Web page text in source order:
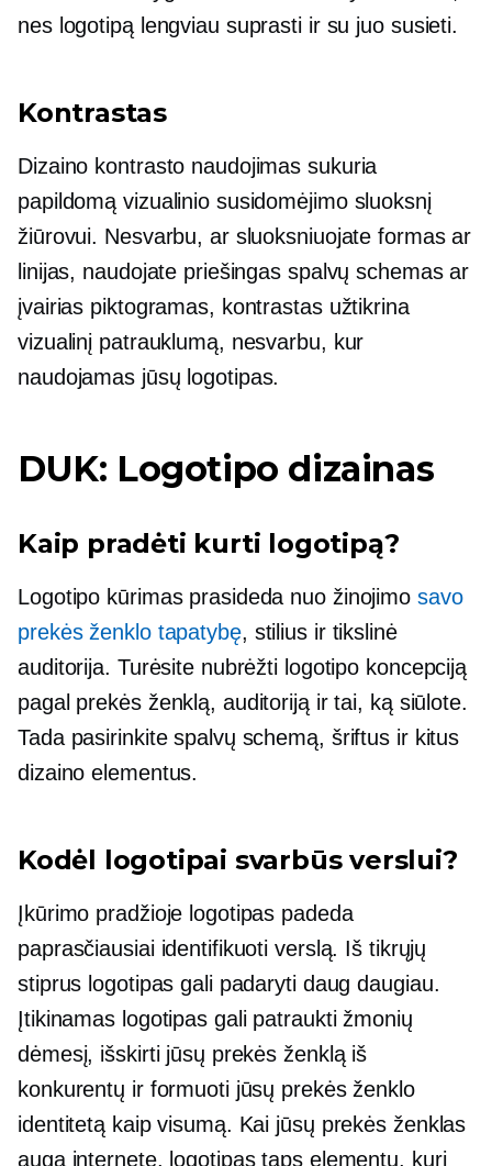
nes logotipą lengviau suprasti ir su juo susieti.
Kontrastas
Dizaino kontrasto naudojimas sukuria
papildomą vizualinio susidomėjimo sluoksnį
žiūrovui. Nesvarbu, ar sluoksniuojate formas ar
linijas, naudojate priešingas spalvų schemas ar
įvairias piktogramas, kontrastas užtikrina
vizualinį patrauklumą, nesvarbu, kur
naudojamas jūsų logotipas.
DUK: Logotipo dizainas
Kaip pradėti kurti logotipą?
Logotipo kūrimas prasideda nuo žinojimo savo
prekės ženklo tapatybę, stilius ir tikslinė
auditorija. Turėsite nubrėžti logotipo koncepciją
pagal prekės ženklą, auditoriją ir tai, ką siūlote.
Tada pasirinkite spalvų schemą, šriftus ir kitus
dizaino elementus.
Kodėl logotipai svarbūs verslui?
Įkūrimo pradžioje logotipas padeda
paprasčiausiai identifikuoti verslą. Iš tikrųjų
stiprus logotipas gali padaryti daug daugiau.
Įtikinamas logotipas gali patraukti žmonių
dėmesį, išskirti jūsų prekės ženklą iš
konkurentų ir formuoti jūsų prekės ženklo
identitetą kaip visumą. Kai jūsų prekės ženklas
auga internete, logotipas taps elementu, kurį